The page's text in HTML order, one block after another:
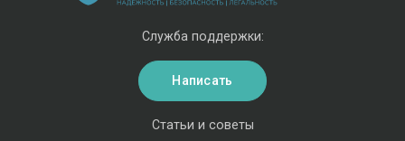
Статьи и советы
Служба поддержки:
Написать